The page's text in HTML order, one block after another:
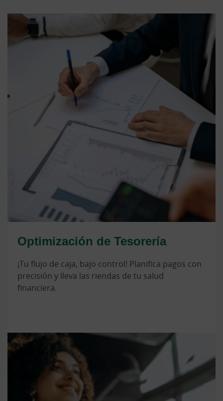
Optimización de Tesorería
¡Tu flujo de caja, bajo control! Planifica pagos con
precisión y lleva las riendas de tu salud
financiera.